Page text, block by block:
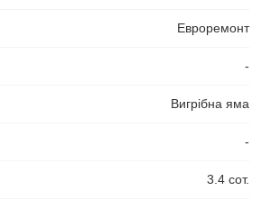
Евроремонт
-
Вигрібна яма
-
3.4 сот.